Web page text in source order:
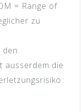
= Range of
zu
den
ausserdem die